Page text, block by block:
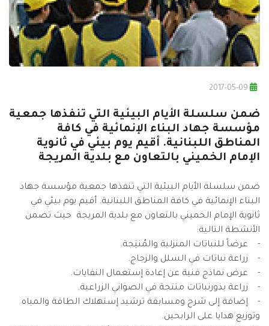
ضمن سلسلة الأيام البيئية التي تنفذها جمعية
مؤسسة جهاد البناء الإنمائية في كافة
المناطق اللبنانية. أقيم يوم بيئي في ثانوية
الإمام الخميني بالتعاون مع بلدية المريجة
ضمن سلسلة الأيام البيئية التي تنفذها جمعية مؤسسة جهاد
البناء الإنمائية في كافة المناطق اللبنانية. أقيم يوم بيئي في
ثانوية الإمام الخميني بالتعاون مع بلدية المريجة حيث تضمن
الأنشطة التالية:
- عرضاً للنباتات المنزلية والمُنتِجة.
- زراعة نباتات في السلل والزجاج.
- عرض نماذج فنية عن إعادة إستعمال النفايات.
- زراعة بذورنباتات منتجة في الصواني الزراعية.
- إضافة إلى شرح ومسابقة ترشيد إستهلاك الطاقة والمياه
وتوزيع هدايا على الرابحين.